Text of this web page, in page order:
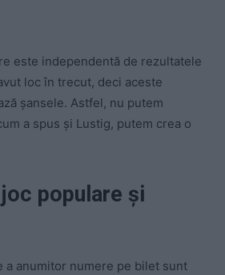
este independentă de rezultatele
loc în trecut, deci aceste
șansele. Astfel, nu putem
a spus și Lustig, putem crea o
populare și
a anumitor numere pe bilet sunt